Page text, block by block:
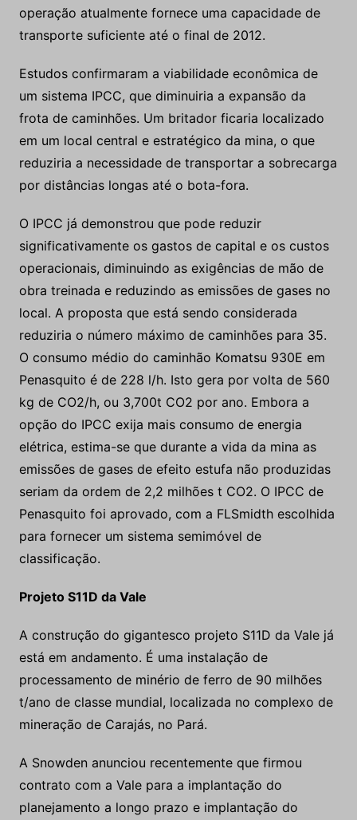
operação atualmente fornece uma capacidade de
transporte suficiente até o final de 2012.
Estudos confirmaram a viabilidade econômica de
um sistema IPCC, que diminuiria a expansão da
frota de caminhões. Um britador ficaria localizado
em um local central e estratégico da mina, o que
reduziria a necessidade de transportar a sobrecarga
por distâncias longas até o bota-fora.
O IPCC já demonstrou que pode reduzir
significativamente os gastos de capital e os custos
operacionais, diminuindo as exigências de mão de
obra treinada e reduzindo as emissões de gases no
local. A proposta que está sendo considerada
reduziria o número máximo de caminhões para 35.
O consumo médio do caminhão Komatsu 930E em
Penasquito é de 228 l/h. Isto gera por volta de 560
kg de CO2/h, ou 3,700t CO2 por ano. Embora a
opção do IPCC exija mais consumo de energia
elétrica, estima-se que durante a vida da mina as
emissões de gases de efeito estufa não produzidas
seriam da ordem de 2,2 milhões t CO2. O IPCC de
Penasquito foi aprovado, com a FLSmidth escolhida
para fornecer um sistema semimóvel de
classificação.
Projeto S11D da Vale
A construção do gigantesco projeto S11D da Vale já
está em andamento. É uma instalação de
processamento de minério de ferro de 90 milhões
t/ano de classe mundial, localizada no complexo de
mineração de Carajás, no Pará.
A Snowden anunciou recentemente que firmou
contrato com a Vale para a implantação do
planejamento a longo prazo e implantação do